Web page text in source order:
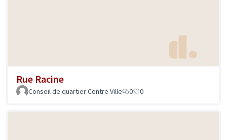
Rue Racine
Conseil de quartier Centre Ville 0 0